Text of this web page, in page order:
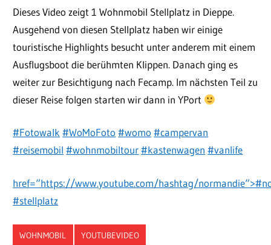
Dieses Video zeigt 1 Wohnmobil Stellplatz in Dieppe.
Ausgehend von diesen Stellplatz haben wir einige
touristische Highlights besucht unter anderem mit einem
Ausflugsboot die berühmten Klippen. Danach ging es
weiter zur Besichtigung nach Fecamp. Im nächsten Teil zu
dieser Reise folgen starten wir dann in YPort
#Fotowalk #WoMoFoto #womo #campervan
#reisemobil #wohnmobiltour #kastenwagen #vanlife
href=“https://www.youtube.com/hashtag/
#stellplatz
WOHNMOBIL YOUTUBEVIDEO